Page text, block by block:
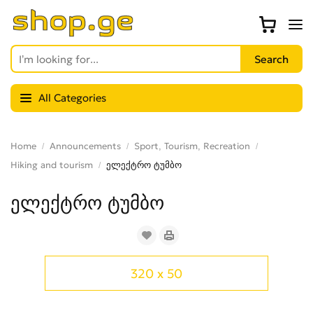
All Categories
Home Announcements
Sport, Tourism, Recreation
Hiking and tourism
ელექტრო ტუმბო
ელექტრო ტუმბო
320 x 50